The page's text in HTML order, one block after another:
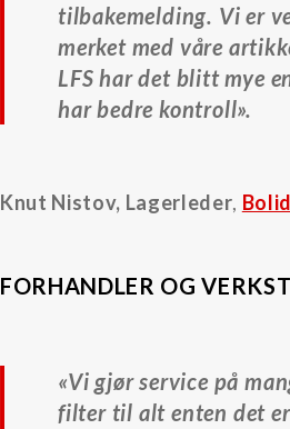
tilbakemelding. Vi er
merket med våre
LFS har det blitt mye
har bedre kontroll».
Knut Nistov, Lagerleder,
FORHANDLER OG
«Vi gjør service på
filter til alt enten det